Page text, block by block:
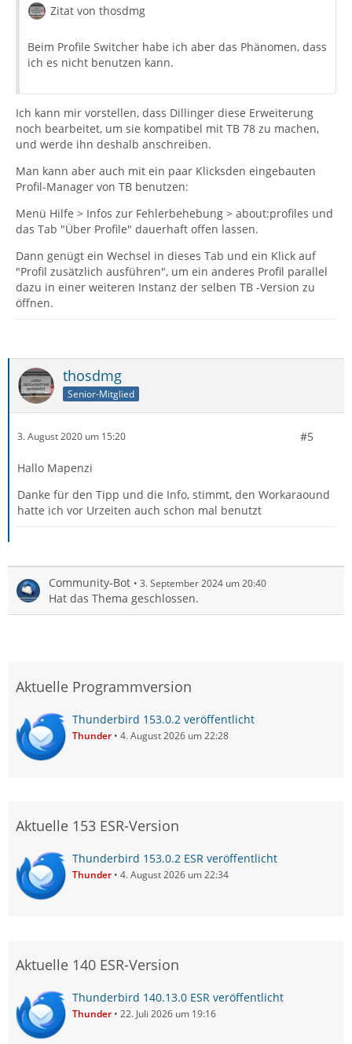
Zitat von thosdmg
Beim Profile Switcher habe ich aber das Phänomen, dass
ich es nicht benutzen kann.
Ich kann mir vorstellen, dass Dillinger diese Erweiterung
noch bearbeitet, um sie kompatibel mit TB 78 zu machen,
und werde ihn deshalb anschreiben.
Man kann aber auch mit ein paar Klicksden eingebauten
Profil-Manager von TB benutzen:
Menü Hilfe > Infos zur Fehlerbehebung > about:profiles und
das Tab "Über Profile" dauerhaft offen lassen.
Dann genügt ein Wechsel in dieses Tab und ein Klick auf
"Profil zusätzlich ausführen", um ein anderes Profil parallel
dazu in einer weiteren Instanz der selben TB -Version zu
öffnen.
thosdmg
Senior-Mitglied
3. August 2020 um 15:20 #5
Hallo Mapenzi
Danke für den Tipp und die Info, stimmt, den Workaraound
hatte ich vor Urzeiten auch schon mal benutzt
Community-Bot 3. September 2024 um 20:40
Hat das Thema geschlossen.
Aktuelle Programmversion
Thunderbird 153.0.2 veröffentlicht
Thunder 4. August 2026 um 22:28
Aktuelle 153 ESR-Version
Thunderbird 153.0.2 ESR veröffentlicht
Thunder 4. August 2026 um 22:34
Aktuelle 140 ESR-Version
Thunderbird 140.13.0 ESR veröffentlicht
Thunder 22. Juli 2026 um 19:16